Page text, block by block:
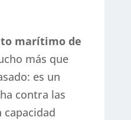
marítimo de
más que
es un
contra las
capacidad